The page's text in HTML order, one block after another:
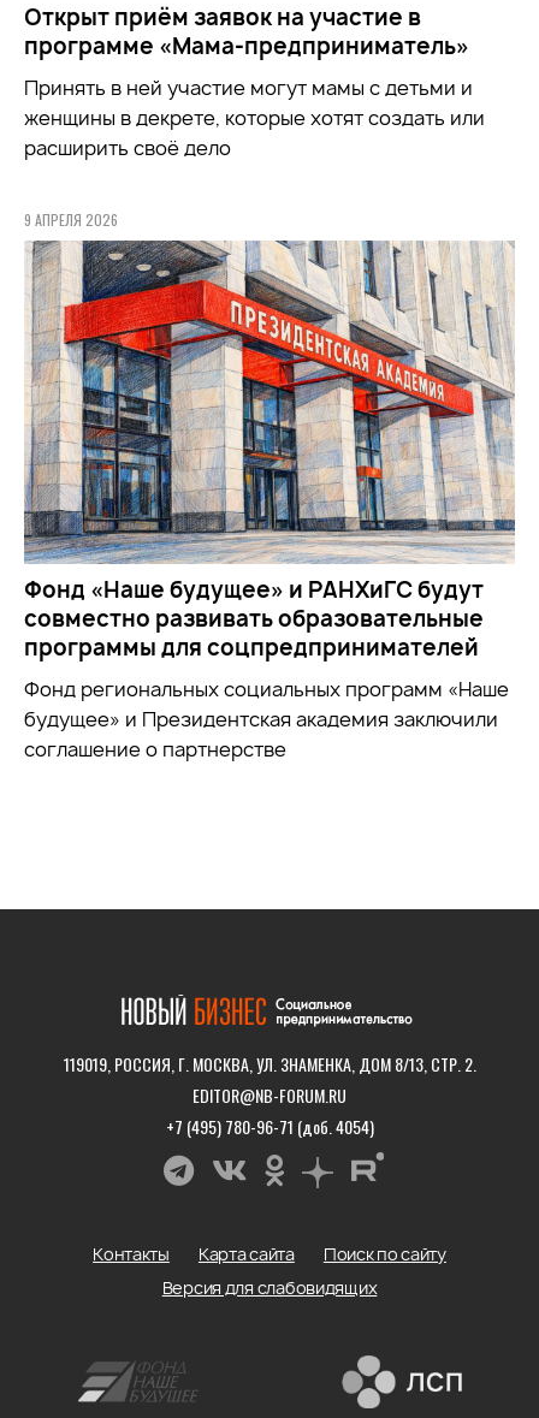
Открыт приём заявок на участие в
программе «Мама-предприниматель»
Принять в ней участие могут мамы с детьми и
женщины в декрете, которые хотят создать или
расширить своё дело
9 АПРЕЛЯ 2026
Фонд «Наше будущее» и РАНХиГС будут
совместно развивать образовательные
программы для соцпредпринимателей
Фонд региональных социальных программ «Наше
будущее» и Президентская академия заключили
соглашение о партнерстве
119019, РОССИЯ, Г. МОСКВА, УЛ. ЗНАМЕНКА, ДОМ 8/13, СТР. 2.
EDITOR@NB-FORUM.RU
+7 (495) 780-96-71 (доб. 4054)
Контакты Карта сайта
Поиск по сайту
Версия для слабовидящих